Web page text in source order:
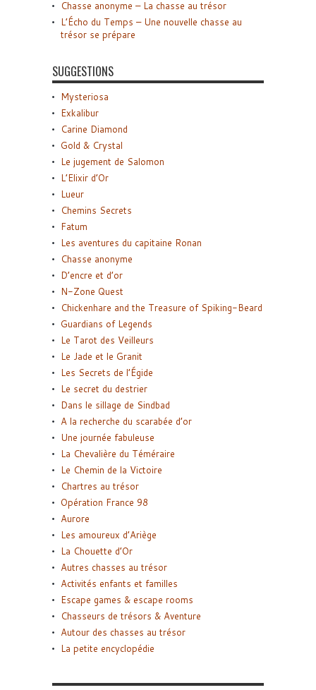
Chasse anonyme – La chasse au trésor
L’Écho du Temps – Une nouvelle chasse au
trésor se prépare
SUGGESTIONS
Mysteriosa
Exkalibur
Carine Diamond
Gold & Crystal
Le jugement de Salomon
L’Elixir d’Or
Lueur
Chemins Secrets
Fatum
Les aventures du capitaine Ronan
Chasse anonyme
D’encre et d’or
N-Zone Quest
Chickenhare and the Treasure of Spiking-Beard
Guardians of Legends
Le Tarot des Veilleurs
Le Jade et le Granit
Les Secrets de l’Égide
Le secret du destrier
Dans le sillage de Sindbad
A la recherche du scarabée d’or
Une journée fabuleuse
La Chevalière du Téméraire
Le Chemin de la Victoire
Chartres au trésor
Opération France 98
Aurore
Les amoureux d’Ariège
La Chouette d’Or
Autres chasses au trésor
Activités enfants et familles
Escape games & escape rooms
Chasseurs de trésors & Aventure
Autour des chasses au trésor
La petite encyclopédie